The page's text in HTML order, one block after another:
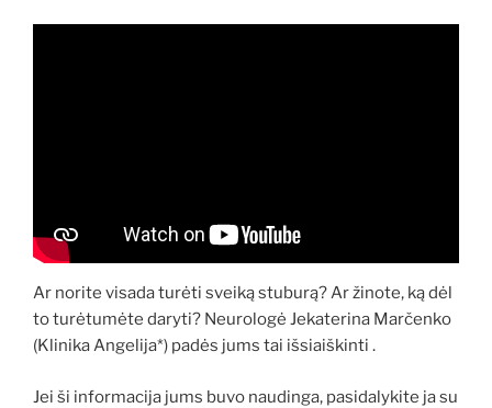
Ar norite visada turėti sveiką stuburą? Ar žinote, ką dėl
to turėtumėte daryti? Neurologė Jekaterina Marčenko
(Klinika Angelija*) padės jums tai išsiaiškinti .
Jei ši informacija jums buvo naudinga, pasidalykite ja su